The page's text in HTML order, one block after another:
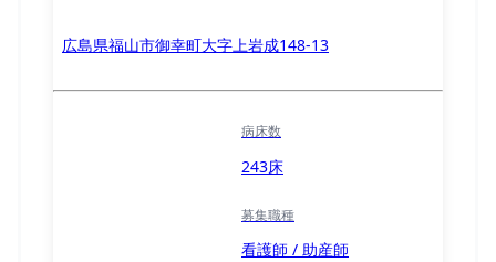
広島県福山市御幸町大字上岩成148-13
病床数
243床
募集職種
看護師 / 助産師